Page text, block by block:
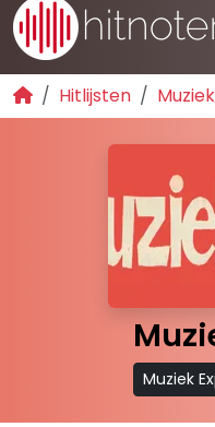
Hitlijsten
Muziek